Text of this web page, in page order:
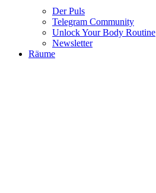
Der Puls
Telegram Community
Unlock Your Body Routine
Newsletter
Räume